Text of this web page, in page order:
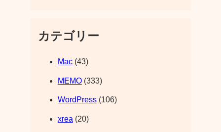
カテゴリー
Mac(43)
MEMO(333)
WordPress(106)
xrea (20)